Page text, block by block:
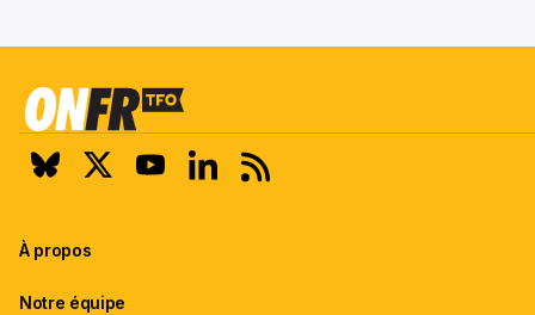
À propos
Notre équipe